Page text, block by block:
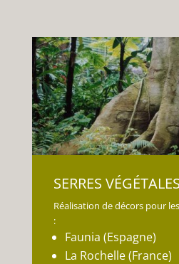
SERRES VÉGÉTALES
Réalisation de décors pour
:
Faunia (Espagne)
La Rochelle (France)